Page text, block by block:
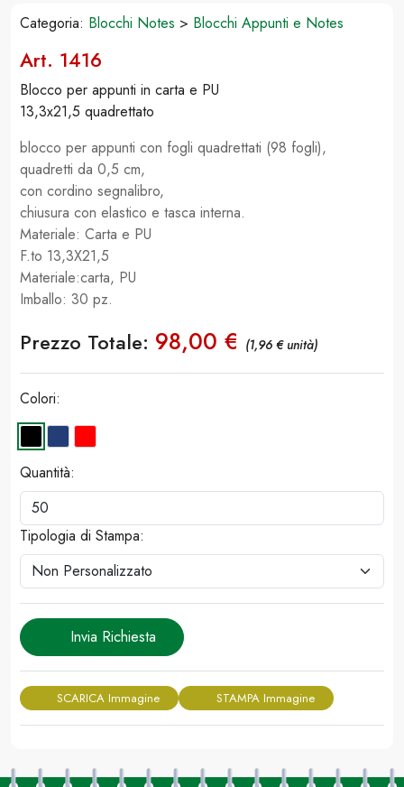
Categoria: Blocchi Notes > Blocchi Appunti e Notes
Art. 1416
Blocco per appunti in carta e PU
13,3x21,5 quadrettato
blocco per appunti con fogli quadrettati (98 fogli),
quadretti da 0,5 cm,
con cordino segnalibro,
chiusura con elastico e tasca interna.
Materiale: Carta e PU
F.to 13,3X21,5
Materiale:carta, PU
Imballo: 30 pz.
Prezzo Totale: 98,00 € (1,96 € unità)
Colori:
Quantità:
Tipologia di Stampa:
Invia Richiesta
SCARICA Immagine STAMPA Immagine